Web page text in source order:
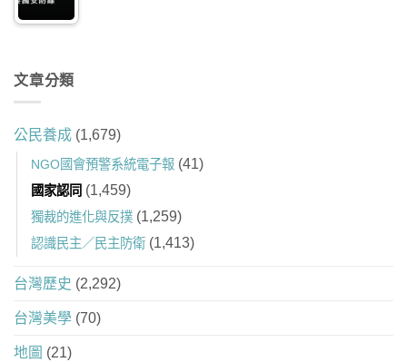
文章分類
公民養成 (1,679)
NGO國會預警系統電子報 (41)
國家認同 (1,459)
獨裁的進化與反撲 (1,259)
認識民主／民主防衛 (1,413)
台灣歷史 (2,292)
台灣美學 (70)
地圖 (21)